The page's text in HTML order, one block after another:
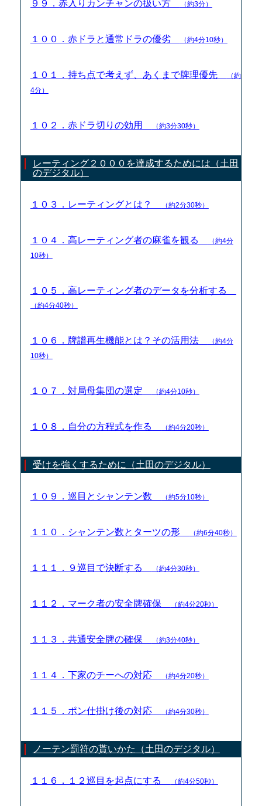
９９．赤入りカンチャンの扱い方 （約3分）
１００．赤ドラと通常ドラの優劣 （約4分10秒）
１０１．持ち点で考えず、あくまで牌理優先
（約
4分）
１０２．赤ドラ切りの効用 （約3分30秒）
レーティング２０００を達成するためには（土田
のデジタル）
１０３．レーティングとは？ （約2分30秒）
１０４．高レーティング者の麻雀を観る
（約4分
10秒）
１０５．高レーティング者のデータを分析する
（約4分40秒）
１０６．牌譜再生機能とは？その活用法
（約4分
10秒）
１０７．対局母集団の選定 （約4分10秒）
１０８．自分の方程式を作る （約4分20秒）
受けを強くするために（土田のデジタル）
１０９．巡目とシャンテン数 （約5分10秒）
１１０．シャンテン数とターツの形 （約6分40秒）
１１１．９巡目で決断する （約4分30秒）
１１２．マーク者の安全牌確保 （約4分20秒）
１１３．共通安全牌の確保 （約3分40秒）
１１４．下家のチーへの対応 （約4分20秒）
１１５．ポン仕掛け後の対応 （約4分30秒）
ノーテン罰符の貰いかた（土田のデジタル）
１１６．１２巡目を起点にする （約4分50秒）